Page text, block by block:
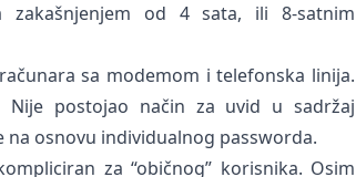
od 4 sata, ili 8-satnim
sa modemom i telefonska linija.
Nije postojao način za uvid u sadržaj
osnovu individualnog passworda.
za “običnog” korisnika. Osim